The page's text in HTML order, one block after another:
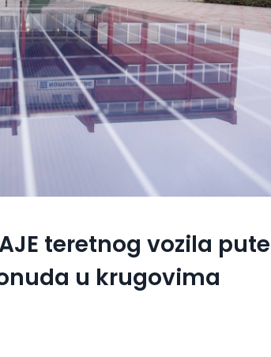
teretnog vozila
u krugovima